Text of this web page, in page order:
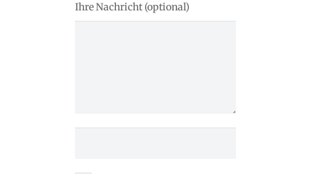
Ihre Nachricht (optional)